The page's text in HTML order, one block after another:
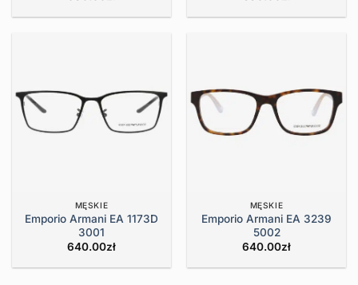
MĘSKIE
Emporio Armani EA 1173D
3001
640.00zł
MĘSKIE
Emporio Armani EA 3239
5002
640.00zł